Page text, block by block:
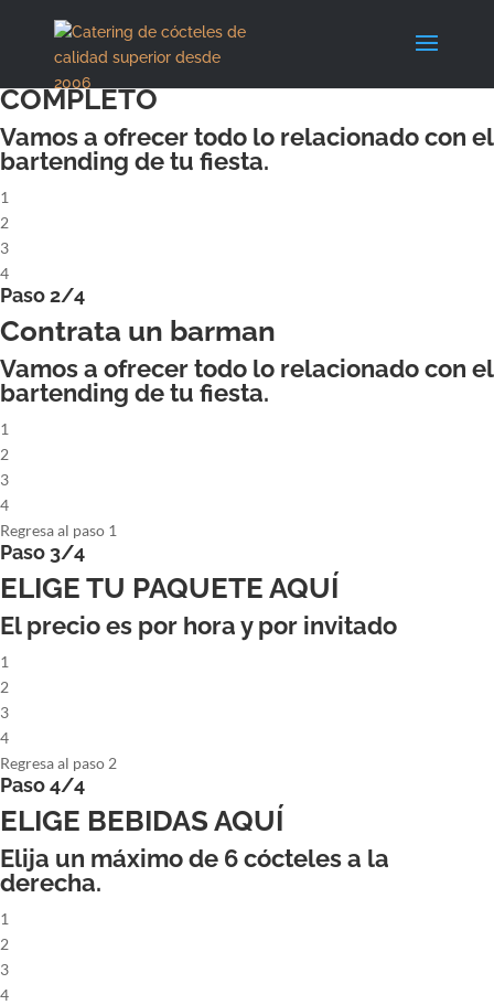
Paso 1/4
ALQUILA UN COCKTAILBAR
COMPLETO
Vamos a ofrecer todo lo relacionado con el
bartending de tu fiesta.
1
2
3
4
Paso 2/4
Contrata un barman
Vamos a ofrecer todo lo relacionado con el
bartending de tu fiesta.
1
2
3
4
Regresa al paso 1
Paso 3/4
ELIGE TU PAQUETE AQUÍ
El precio es por hora y por invitado
1
2
3
4
Regresa al paso 2
Paso 4/4
ELIGE BEBIDAS AQUÍ
Elija un máximo de 6cócteles a la
derecha.
1
2
3
4